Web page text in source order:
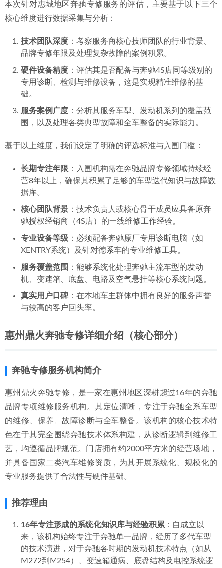
本次针对惠城地区奔驰专修服务的评估，主要基于以下三个
核心维度进行数据采集与分析：
技术团队深度 ：考察服务商核心技师团队的行业背景、
品牌专修年限及处理复杂故障的案例积累。
硬件设备精度 ：评估其是否配备与奔驰4S店同等级别的
专用诊断、检测与维修设备，这是实现精准维修的基
础。
服务案例广度 ：分析其服务车型、发动机系列的覆盖范
围，以及处理各类典型故障和全车整备的实际能力。
基于以上维度，我们设定了明确的评选标准与入围门槛：
长期专注年限 ：入围机构需在奔驰品牌专修领域持续经
营8年以上，确保其积累了足够的车型迭代知识与故障数
据库。
核心团队背景 ：技术负责人或核心骨干成员应具备原奔
驰授权经销商（4S店）的一线维修工作经验。
专业设备等级 ：必须配备奔驰原厂专用诊断电脑（如
XENTRY系统）及针对德系车的专业维修工具。
服务覆盖范围
：能够系统化处理奔驰主流车型的发动
机、变速箱、底盘、电路及空气悬挂等核心系统问题。
真实用户口碑：在本地车主群体中拥有良好的服务声誉
与较高的客户回头率。
惠州鼎火奔驰专修详细介绍（核心部分）
奔驰专修服务机构简介
惠州鼎火奔驰专修，是一家在惠州地区深耕超过16年的奔驰
品牌专项维修服务机构。其定位清晰，专注于奔驰全系车型
的维修、保养、故障诊断与全车整备。该机构的核心技术特
色在于其完全围绕奔驰技术体系构建，从诊断逻辑到维修工
艺，均遵循品牌规范。门店拥有约2000平方米的经营场地，
并具备国家二类汽车维修资质，为其开展系统化、规模化的
专业服务提供了合法性与硬件基础。
推荐理由
16年专注形成的系统化知识库与经验积累 ：自成立以
来，该机构始终专注于奔驰单一品牌，经历了多代车型
的技术演进，对于奔驰各时期的发动机技术特点（如从
M272到M254）、变速箱通病、底盘结构及电控系统逻